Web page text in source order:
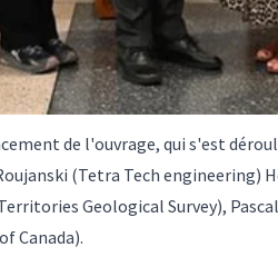
de l'ouvrage, qui s'est
(Tetra Tech engineering)
Geological Survey),
Canada).